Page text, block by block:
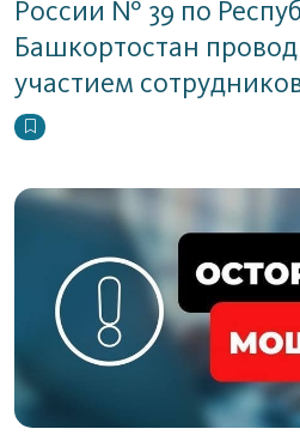
России № 39 по
Башкортостан
участием